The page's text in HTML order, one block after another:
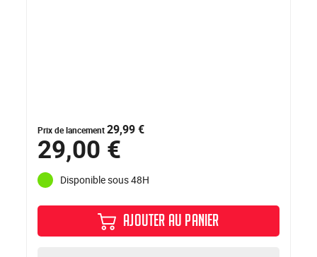
Prix de lancement29,99 €
29,00 €
Disponible sous 48H
AJOUTER AU PANIER